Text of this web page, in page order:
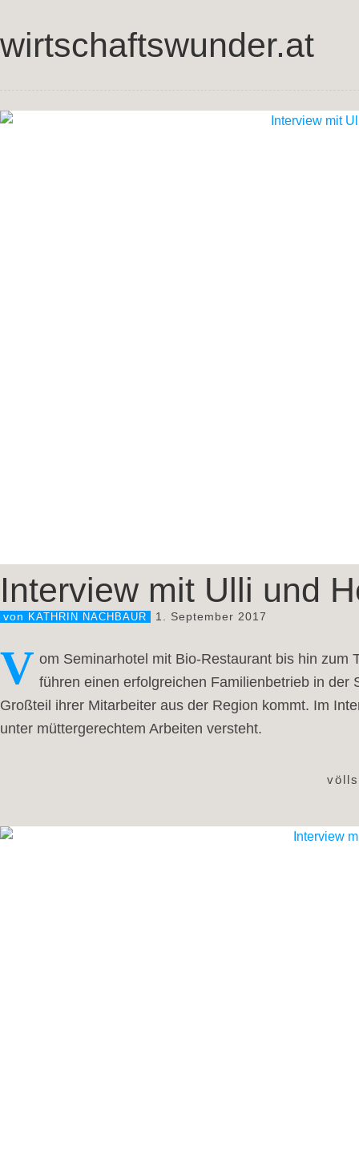
wirtschaftswunder.at
Interview mit Ulli und
von KATHRIN NACHBAUR 1. September 2017
V om Seminarhotel mit Bio-Restaurant bis hin zum
führen einen erfolgreichen Familienbetrieb in
Großteil ihrer Mitarbeiter aus der Region kommt. Im
unter müttergerechtem Arbeiten versteht.